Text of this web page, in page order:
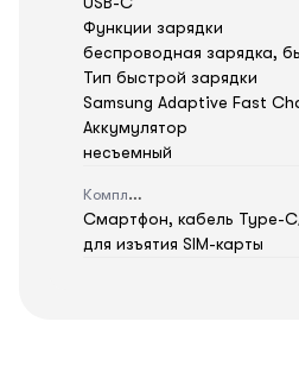
Функции зарядки
беспроводная зарядка,
Тип быстрой зарядки
Samsung Adaptive Fast
Аккумулятор
несъемный
Комплектация
Смартфон, кабель Type-
для изъятия SIM-карты